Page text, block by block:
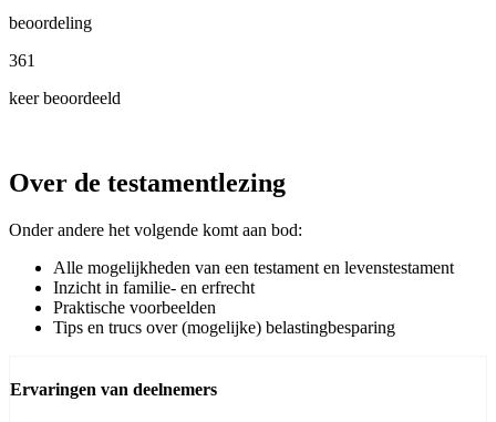
beoordeling
361
keer beoordeeld
Over de testamentlezing
Onder andere het volgende komt aan bod:
Alle mogelijkheden van een testament en levenstestament
Inzicht in familie- en erfrecht
Praktische voorbeelden
Tips en trucs over (mogelijke) belastingbesparing
Ervaringen van deelnemers